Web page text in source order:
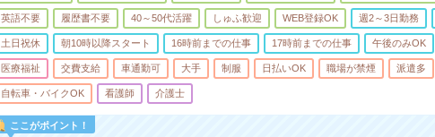
英語不要 履歴書不要 40～50代活躍 しゅふ歓迎 WEB登録OK 週2～3日勤務
土日祝休 朝10時以降スタート 16時前までの仕事 17時前までの仕事 午後のみOK
医療福祉 交費支給 車通勤可 大手 制服 日払いOK 職場が禁煙 派遣多
自転車・バイクOK 看護師 介護士
ここがポイント！